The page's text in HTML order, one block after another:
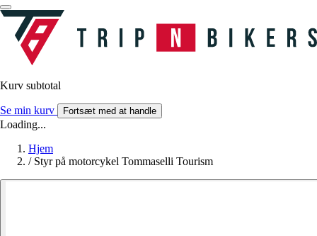
Kurv subtotal
Se min kurv Fortsæt med at handle
Loading...
Hjem
/ Styr på motorcykel Tommaselli Tourism